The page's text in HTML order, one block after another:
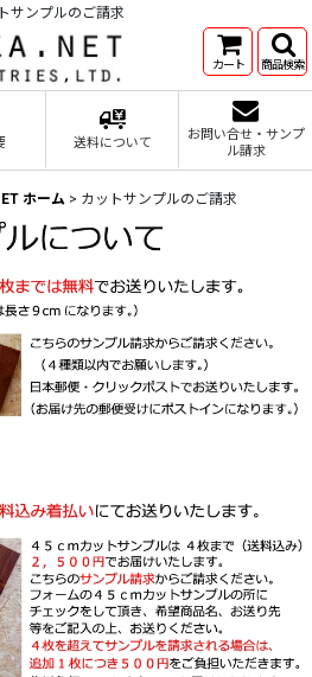
サンプルのご請求
カート 商品検索
送料について
お問い合せ・サンプ
ル請求
ホーム > カットサンプルのご請求